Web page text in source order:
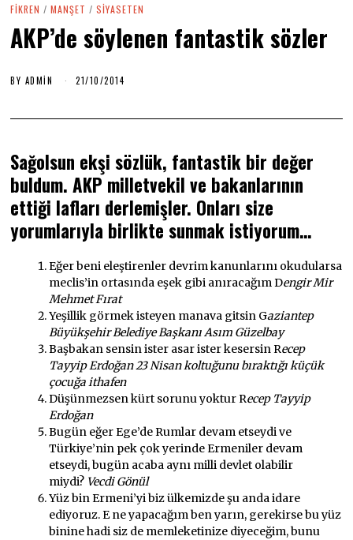
FIKREN / MANŞET / SIYASETEN
AKP’de söylenen fantastik sözler
BY ADMIN 21/10/2014
Sağolsun ekşi sözlük, fantastik bir değer
buldum. AKP milletvekil ve bakanlarının
ettiği lafları derlemişler. Onları size
yorumlarıyla birlikte sunmak istiyorum…
Eğer beni eleştirenler devrim kanunlarını okudularsa
meclis’in ortasında eşek gibi anıracağım Dengir Mir
Mehmet Fırat
Yeşillik görmek isteyen manava gitsin Gaziantep
Büyükşehir Belediye Başkanı Asım Güzelbay
Başbakan sensin ister asar ister kesersin Recep
Tayyip Erdoğan 23 Nisan koltuğunu bıraktığı küçük
çocuğa ithafen
Düşünmezsen kürt sorunu yoktur Recep Tayyip
Erdoğan
Bugün eğer Ege’de Rumlar devam etseydi ve
Türkiye’nin pek çok yerinde Ermeniler devam
etseydi, bugün acaba aynı milli devlet olabilir
miydi? Vecdi Gönül
Yüz bin Ermeni’yi biz ülkemizde şu anda idare
ediyoruz. E ne yapacağım ben yarın, gerekirse bu yüz
binine hadi siz de memleketinize diyeceğim, bunu